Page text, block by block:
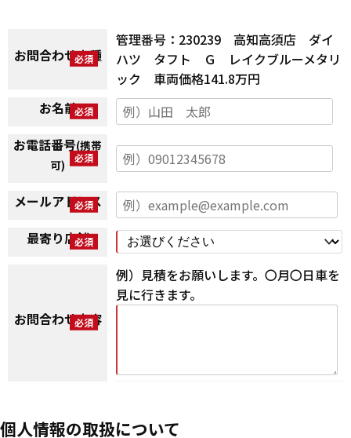
お問合わせ車種
管理番号：230239 高知高須店 ダイ
ハツ タフト Ｇ レイクブルーメタリ
ック 車両価格141.8万円
お名前
お電話番号(携帯
可)
メールアドレス
最寄り店舗
お問合わせ内容
例）見積をお願いします。〇月〇日車を
見に行きます。
個人情報の取扱について